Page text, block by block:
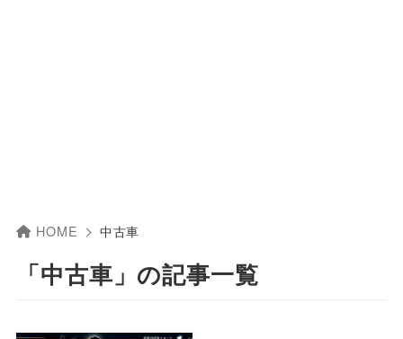
HOME 中古車
「中古車」の記事一覧